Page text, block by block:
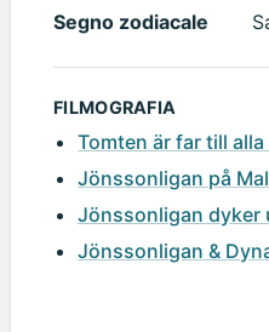
Segno zodiacale
FILMOGRAFIA
Tomten är far till
Jönssonligan på
Jönssonligan dyker
Jönssonligan &